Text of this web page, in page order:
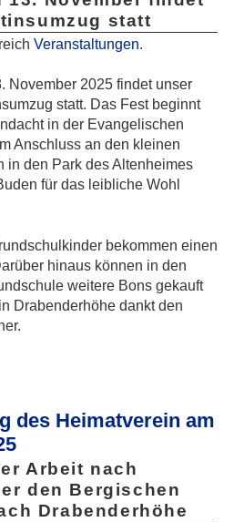
statt
Veranstaltungen.
November 2025 findet unser
statt. Das Fest beginnt
in der Evangelischen
Anschluss an den kleinen
in den Park des Altenheimes
für das leibliche Wohl
bekommen einen
hinaus können in den
weitere Bons gekauft
Drabenderhöhe dankt den
des Heimatverein am
Arbeit nach
den Bergischen
Drabenderhöhe